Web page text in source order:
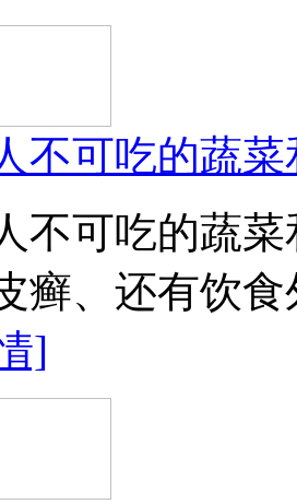
不可吃的蔬菜
不可吃的蔬
癣、还有饮
]